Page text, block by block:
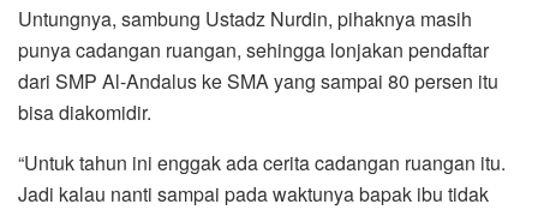
Untungnya, sambung Ustadz Nurdin, pihaknya masih
punya cadangan ruangan, sehingga lonjakan pendaftar
dari SMP Al-Andalus ke SMA yang sampai 80 persen itu
bisa diakomidir.
“Untuk tahun ini enggak ada cerita cadangan ruangan itu.
Jadi kalau nanti sampai pada waktunya bapak ibu tidak